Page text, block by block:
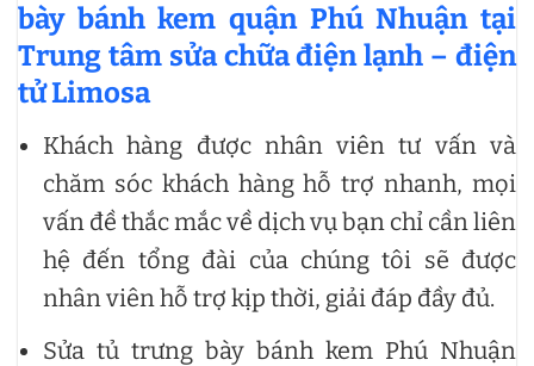
bày bánh kem quận Phú Nhuận tại
Trung tâm sửa chữa điện lạnh – điện
tử Limosa
Khách hàng được nhân viên tư vấn và
chăm sóc khách hàng hỗ trợ nhanh, mọi
vấn đề thắc mắc về dịch vụ bạn chỉ cần liên
hệ đến tổng đài của chúng tôi sẽ được
nhân viên hỗ trợ kịp thời, giải đáp đầy đủ.
Sửa tủ trưng bày bánh kem Phú Nhuận